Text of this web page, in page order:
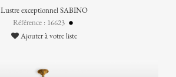
Lustre exceptionnel SABINO
Référence : 16623
Ajouter à votre liste